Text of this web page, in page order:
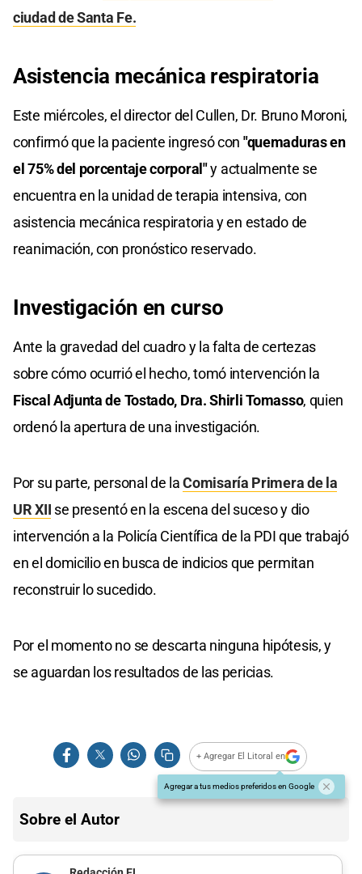
ciudad de Santa Fe.
Asistencia mecánica respiratoria
Este miércoles, el director del Cullen, Dr. Bruno Moroni,
confirmó que la paciente ingresó con "quemaduras en
el 75% del porcentaje corporal"y actualmente se
encuentra en la unidad de terapia intensiva, con
asistencia mecánica respiratoria y en estado de
reanimación, con pronóstico reservado.
Investigación en curso
Ante la gravedad del cuadro y la falta de certezas
sobre cómo ocurrió el hecho, tomó intervención la
Fiscal Adjunta de Tostado, Dra. Shirli Tomasso, quien
ordenó la apertura de una investigación.
Por su parte, personal de laComisaría Primera de la
UR XII se presentó en la escena del suceso y dio
intervención a la Policía Científica de la PDI que trabajó
en el domicilio en busca de indicios que permitan
reconstruir lo sucedido.
Por el momento no se descarta ninguna hipótesis, y
se aguardan los resultados de las pericias.
+ Agregar El Litoral en
Agregar a tus medios preferidos en Google
Sobre el Autor